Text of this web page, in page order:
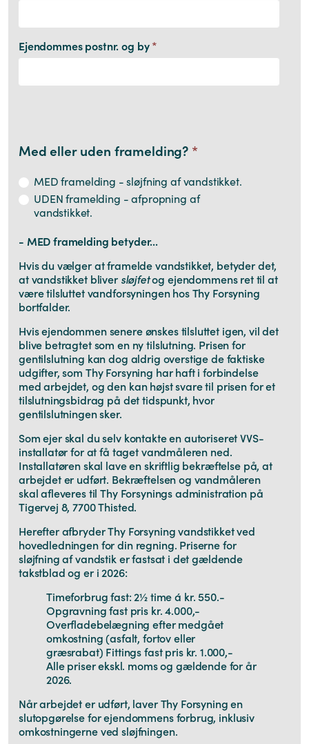
Ejendommes postnr. og by*
Med eller uden framelding? *
MED framelding - sløjfning af vandstikket.
UDEN framelding - afpropning af
vandstikket.
- MED framelding betyder...
Hvis du vælger at framelde vandstikket, betyder det,
at vandstikket bliver sløjfetog ejendommens ret til at
være tilsluttet vandforsyningen hos Thy Forsyning
bortfalder.
Hvis ejendommen senere ønskes tilsluttet igen, vil det
blive betragtet som en ny tilslutning. Prisen for
gentilslutning kan dog aldrig overstige de faktiske
udgifter, som Thy Forsyning har haft i forbindelse
med arbejdet, og den kan højst svare til prisen for et
tilslutningsbidrag på det tidspunkt, hvor
gentilslutningen sker.
Som ejer skal du selv kontakte en autoriseret VVS-
installatør for at få taget vandmåleren ned.
Installatøren skal lave en skriftlig bekræftelse på, at
arbejdet er udført. Bekræftelsen og vandmåleren
skal afleveres til Thy Forsynings administration på
Tigervej 8, 7700 Thisted.
Herefter afbryder Thy Forsyning vandstikket ved
hovedledningen for din regning. Priserne for
sløjfning af vandstik er fastsat i det gældende
takstblad og er i 2026:
Timeforbrug fast: 2½ time á kr. 550.-
Opgravning fast pris kr. 4.000,-
Overfladebelægning efter medgået
omkostning (asfalt, fortov eller
græsrabat) Fittings fast pris kr. 1.000,-
Alle priser ekskl. moms og gældende for år
2026.
Når arbejdet er udført, laver Thy Forsyning en
slutopgørelse for ejendommens forbrug, inklusiv
omkostningerne ved sløjfningen.